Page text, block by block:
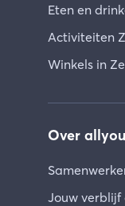
Eten en
Activiteiten
Winkels in
Over
Jouw verblijf